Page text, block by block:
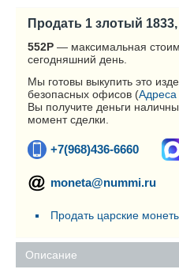
Продать 1 злотый
552Р — максимальная
сегодняшний день.
Мы готовы выкупить это
безопасных офисов (Адреса
Вы получите деньги
момент сделки.
+7(968)436-6660
moneta@nummi.ru
Продать царские
Описание